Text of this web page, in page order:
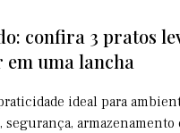
confira 3 pratos
uma lancha
ideal para
segurança, armazenamento